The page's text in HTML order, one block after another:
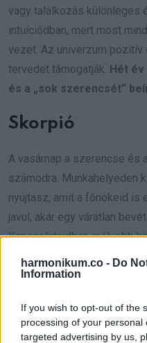
harmonikum.co - Do
Information
If you wish to opt-out of the
processing of your
targeted advertising by us,
vagy találkozás különleges
intuíciódban, mert most
vezet. Az univerzum pozitív
tervedet támogatják. Hét
és a „sok szerencsét”
Skorpió
A vasárnap a szerencse és
számodra. Munkahelyeden
nyújtasz, amit a főnökeid is
javul, akár egy váratlan
Kapcsolataidban mélyebb
sérelmek rendeződhetnek.
pillanatok várnak rád,
felfelé ívelő pályára áll, és
Kreatív energiáid most